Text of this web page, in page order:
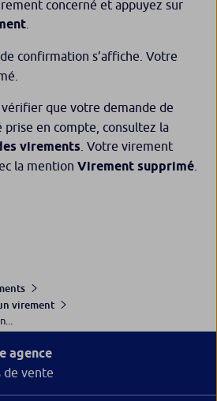
concerné et appuyez sur
confirmation s’affiche. Votre
que votre demande de
prise en compte, consultez la
virements . Votre virement
la mention Virement supprimé
virement
agence
de vente